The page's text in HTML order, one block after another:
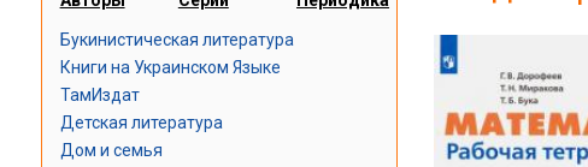
Букинистическая литература
Книги на Украинском Языке
ТамИздат
Детская литература
Дом и семья